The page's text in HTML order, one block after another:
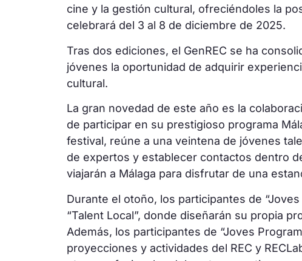
cine y la gestión cultural, ofreciéndoles la
celebrará del 3 al 8 de diciembre de 2025.
Tras dos ediciones, el GenREC se ha
jóvenes la oportunidad de adquirir
cultural.
La gran novedad de este año es la
de participar en su prestigioso programa
festival, reúne a una veintena de jóvenes
de expertos y establecer contactos dentro
viajarán a Málaga para disfrutar de una
Durante el otoño, los participantes de
“Talent Local”, donde diseñarán su propia
Además, los participantes de “Joves
proyecciones y actividades del REC y